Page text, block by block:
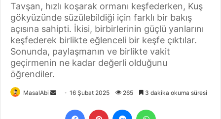
Tavşan, hızlı koşarak ormanı keşfederken, Kuş
gökyüzünde süzülebildiği için farklı bir bakış
açısına sahipti. İkisi, birbirlerinin güçlü yanlarını
keşfederek birlikte eğlenceli bir keşfe çıktılar.
Sonunda, paylaşmanın ve birlikte vakit
geçirmenin ne kadar değerli olduğunu
öğrendiler.
MasalAbi
Bir
posta
16 Şubat 2025 265 3 dakika okuma süresi
FacebookPinterest Messenger